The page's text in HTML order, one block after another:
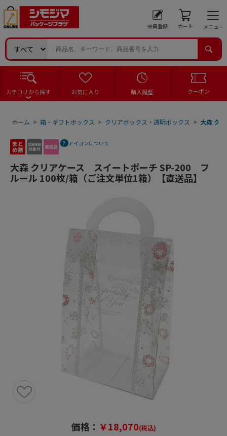
会員登録 カート メニュー
カテゴリから探す お気に入り 購入履歴 クーポン
ホーム > 箱・ギフトボックス > クリアボックス・透明ボックス > 大森 ク
アイコンについて
大森 クリアケース スイートポーチ SP-200 フ
ルール 100枚/箱（ご注文単位1箱）【直送品】
価格： ￥18,070(税込)